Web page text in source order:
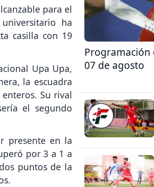
para el
ha
casilla con 19
Upa Upa,
la escuadra
Su rival
el segundo
presente en la
por 3 a 1 a
puntos de la
07 de agosto